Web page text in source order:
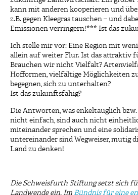
kann mit anderen kooperieren und
z.B. gegen Kleegras tauschen – und
Emissionen verringern!*** Ist das
Ich stelle mir vor: Eine Region mit
allein auf weiter Flur. Ist das attraktiv
Brauchen wir nicht Vielfalt?
Hofformen, vielfältige Möglichkeiten
begegnen, sich zu unterhalten?
Ist das zukunftsfähig?
Die Antworten, was enkeltauglich
nicht einfach, sind auch nicht
miteinander sprechen und eine
untereinander sind Wegweiser, mutig
Land zu denken!
Die Schweisfurth Stiftung setzt sich
Landwende ein. Im Bündnis für eine